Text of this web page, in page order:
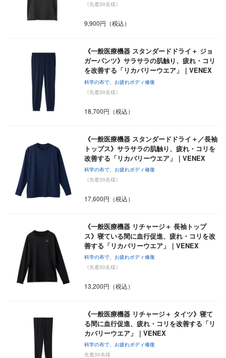
《先着30名様》
9,900円（税込）
《一般医療機器 スタンダードドライ＋ ジョ
ガーパンツ》サラサラの肌触り、疲れ・コリ
を改善する「リカバリーウエア」｜VENEX
科学の布で、お疲れボディ修復
《先着30名様》
18,700円（税込）
《一般医療機器 スタンダードドライ＋／長袖
トップス》サラサラの肌触り、疲れ・コリを
改善する「リカバリーウエア」｜VENEX
科学の布で、お疲れボディ修復
《先着30名様》
17,600円（税込）
《一般医療機器 リチャージ＋ 長袖トップ
ス》寝ている間に血行促進、疲れ・コリを改
善する「リカバリーウエア」｜VENEX
科学の布で、お疲れボディ修復
《先着30名様》
13,200円（税込）
《一般医療機器 リチャージ＋ タイツ》寝て
る間に血行促進、疲れ・コリを改善する「リ
カバリーウエア」｜VENEX
科学の布で、お疲れボディ修復
先着30名様